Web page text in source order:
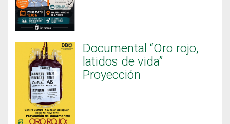
Documental “Oro rojo,
latidos de vida”
Proyección